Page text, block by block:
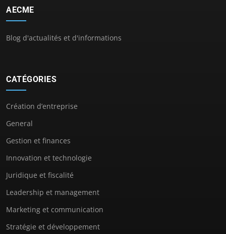
AECME
Blog d'actualités et d'informations
CATÉGORIES
Création d’entreprise
General
Gestion et finances
Innovation et technologie
Juridique et fiscalité
Leadership et management
Marketing et communication
Stratégie et développement